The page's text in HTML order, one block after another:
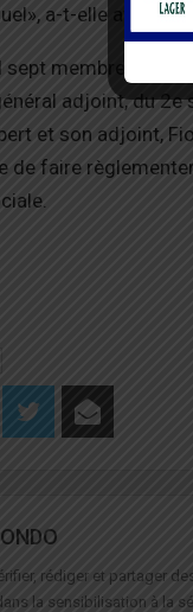
a-t-elle affirmé.
membres, et
adjoint, du
et son adjoint,
de faire
rédiger et partager
la sensibilisation à la